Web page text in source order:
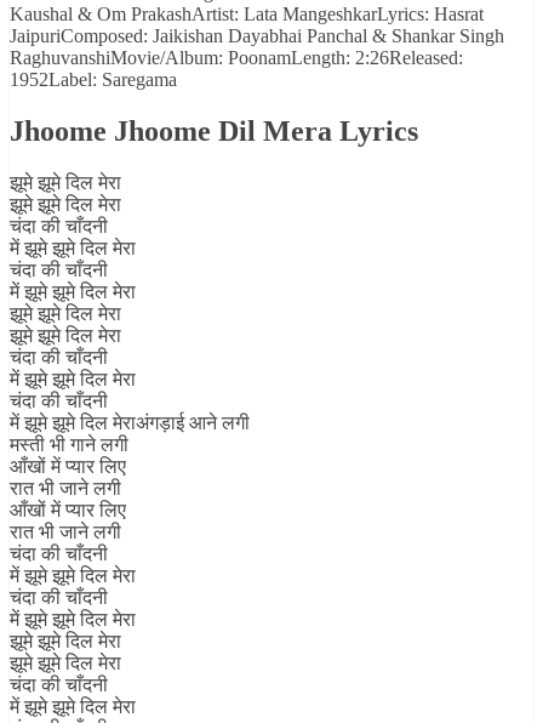
Kaushal & Om PrakashArtist: Lata MangeshkarLyrics: Hasrat
JaipuriComposed: Jaikishan Dayabhai Panchal & Shankar Singh
RaghuvanshiMovie/Album: PoonamLength: 2:26Released:
1952Label: Saregama
Jhoome Jhoome Dil Mera Lyrics
झूमे झूमे दिल मेरा
झूमे झूमे दिल मेरा
चंदा की चाँदनी
में झूमे झूमे दिल मेरा
चंदा की चाँदनी
में झूमे झूमे दिल मेरा
झूमे झूमे दिल मेरा
झूमे झूमे दिल मेरा
चंदा की चाँदनी
में झूमे झूमे दिल मेरा
चंदा की चाँदनी
में झूमे झूमे दिल मेराअंगड़ाई आने लगी
मस्ती भी गाने लगी
आँखों में प्यार लिए
रात भी जाने लगी
आँखों में प्यार लिए
रात भी जाने लगी
चंदा की चाँदनी
में झूमे झूमे दिल मेरा
चंदा की चाँदनी
में झूमे झूमे दिल मेरा
झूमे झूमे दिल मेरा
झूमे झूमे दिल मेरा
चंदा की चाँदनी
में झूमे झूमे दिल मेरा